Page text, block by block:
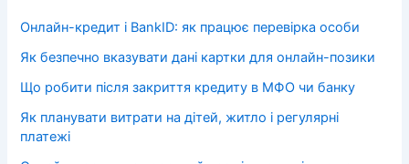
Онлайн-кредит і BankID: як працює перевірка особи
Як безпечно вказувати дані картки для онлайн-позики
Що робити після закриття кредиту в МФО чи банку
Як планувати витрати на дітей, житло і регулярні
платежі